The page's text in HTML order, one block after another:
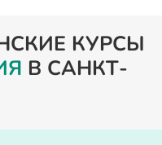
КУРСЫ
В САНКТ-